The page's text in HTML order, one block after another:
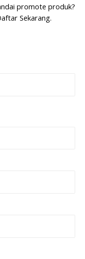
promote produk?
Sekarang.